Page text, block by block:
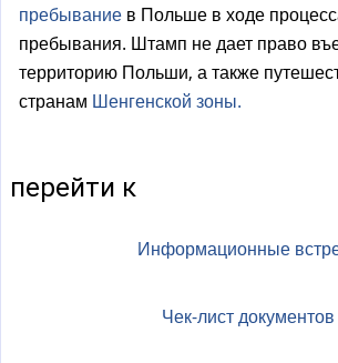
пребывание в Польше в ходе
пребывания. Штамп не дает право
территорию Польши, а также
странам Шенгенской зоны.
перейти к
Информационные
Чек-лист документов